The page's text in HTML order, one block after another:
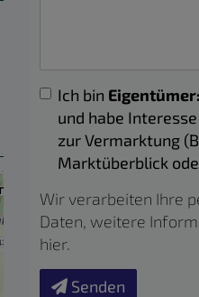
Ich bin
und habe
zur Vermarktung
Marktüberblick
Wir verarbeiten Ihre
Daten, weitere
hier.
Senden